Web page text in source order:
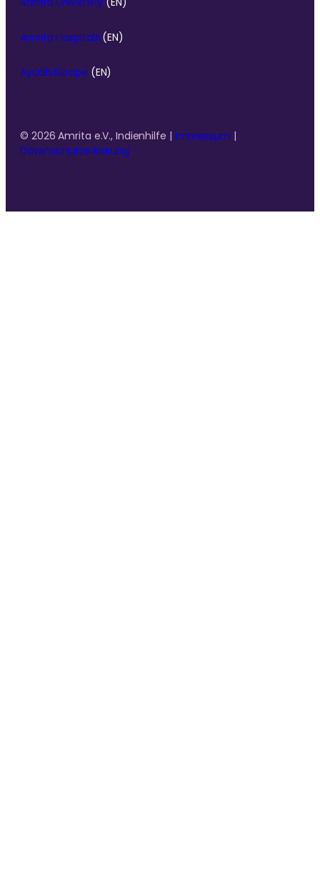
Amrita Hospitals (EN)
Ayudh Europe (EN)
© 2026 Amrita e.V., Indienhilfe | Impressum |
Datenschutzerklärung